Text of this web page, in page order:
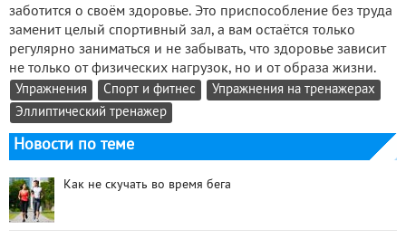
заботится о своём здоровье. Это приспособление без труда
заменит целый спортивный зал, а вам остаётся только
регулярно заниматься и не забывать, что здоровье зависит
не только от физических нагрузок, но и от образа жизни.
Упражнения Спорт и фитнес
Упражнения на тренажерах
Эллиптический тренажер
Новости по теме
Как не скучать во время бега